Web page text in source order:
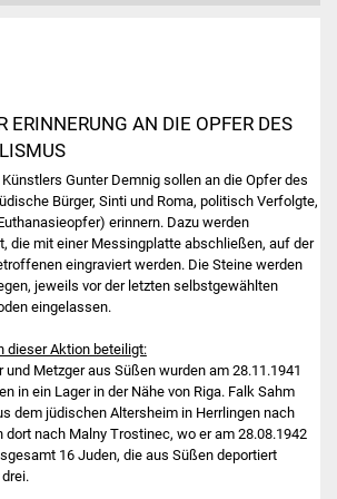
ERINNERUNG AN DIE OPFER DES
Gunter Demnig sollen an die Opfer des
Bürger, Sinti und Roma, politisch Verfolgte,
erinnern. Dazu werden
die mit einer Messingplatte abschließen, auf der
eingraviert werden. Die Steine werden
jeweils vor der letzten selbstgewählten
eingelassen.
dieser Aktion beteiligt:
und Metzger aus Süßen wurden am 28.11.1941
in ein Lager in der Nähe von Riga. Falk Sahm
dem jüdischen Altersheim in Herrlingen nach
nach Malny Trostinec, wo er am 28.08.1942
16 Juden, die aus Süßen deportiert